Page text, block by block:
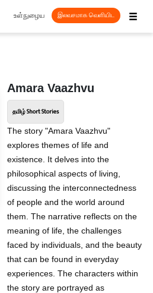
☰
உள்நுழைய இலவசமாக வெளியிட
Amara Vaazhvu
தமிழ் Short Stories
The story "Amara Vaazhvu"
explores themes of life and
existence. It delves into the
philosophical aspects of living,
discussing the interconnectedness
of people and the world around
them. The narrative reflects on the
meaning of life, the challenges
faced by individuals, and the beauty
that can be found in everyday
experiences. The characters within
the story are portrayed as